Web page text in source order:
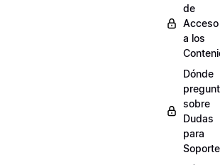
de
Acceso
a los
Dónde
sobre
Dudas
para
Soporte